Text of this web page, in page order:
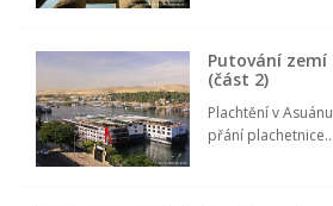
Putování zemí
(část 2)
Plachtění v
přání